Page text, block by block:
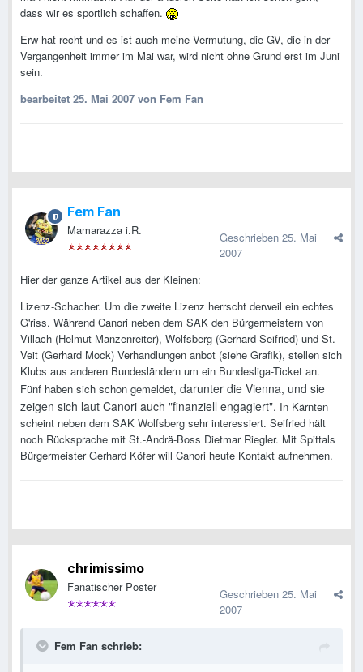
dass wir es sportlich schaffen.
Erw hat recht und es ist auch meine Vermutung, die GV, die in der
Vergangenheit immer im Mai war, wird nicht ohne Grund erst im Juni
sein.
bearbeitet 25. Mai 2007 von Fem Fan
Fem Fan
Mamarazza i.R. Geschrieben 25. Mai
2007
Hier der ganze Artikel aus der Kleinen:
Lizenz-Schacher. Um die zweite Lizenz herrscht derweil ein echtes
G'riss. Während Canori neben dem SAK den Bürgermeistern von
Villach (Helmut Manzenreiter), Wolfsberg (Gerhard Seifried) und St.
Veit (Gerhard Mock) Verhandlungen anbot (siehe Grafik), stellen sich
Klubs aus anderen Bundesländern um ein Bundesliga-Ticket an.
Fünf haben sich schon gemeldet, darunter die Vienna, und sie
zeigen sich laut Canori auch "finanziell engagiert". In Kärnten
scheint neben dem SAK Wolfsberg sehr interessiert. Seifried hält
noch Rücksprache mit St.-Andrä-Boss Dietmar Riegler. Mit Spittals
Bürgermeister Gerhard Köfer will Canori heute Kontakt aufnehmen.
chrimissimo
Fanatischer Poster Geschrieben 25. Mai
2007
Fem Fan schrieb: